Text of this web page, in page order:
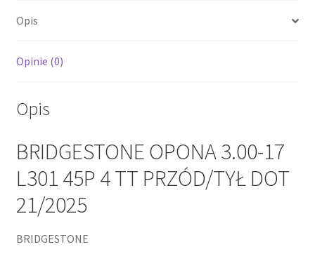
PRZÓD/TYŁ
21/2025
Opis
Opinie (0)
Opis
BRIDGESTONE OPONA 3.00-17
L301 45P 4 TT PRZÓD/TYŁ DOT
21/2025
BRIDGESTONE